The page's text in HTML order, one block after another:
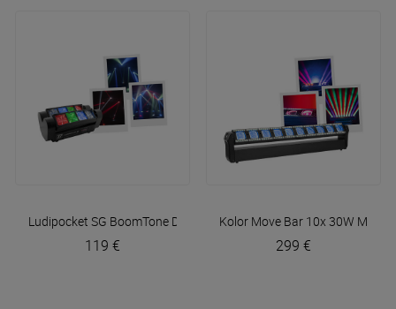
Ludipocket SG BoomTone DJ
119 €
Kolor Move Bar 10x 30W Mac
299 €